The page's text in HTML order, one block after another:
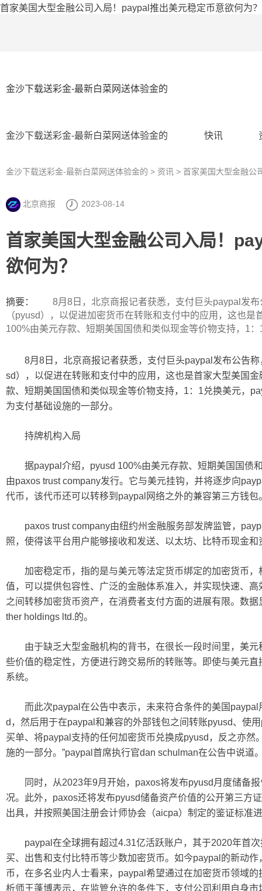
首家美国大型金融公司入局！paypal推出美元稳定币意欲何为
金沙下载送彩金-最新白菜网送体验金的
金沙下载送彩金-最新白菜网送体验金的 快讯
金沙下载送彩金-最新白菜网送体验金的 > 资讯 > 首家美国大型金融公
北京商报 2023-08-14
首家美国大型金融公司入局！
欲何为？
摘要：
8月8日，北京商报记者获悉，支付巨头paypal发布
（pyusd），以促进加密货币在转账和支付中的应用，这也
100%由美元存款、短期美国国债和类似现金等价物支持，1
8月8日，北京商报记者获悉，支付巨头paypal发布公告称
sd），以促进在转账和支付中的应用，这也是首家大型美国
款、短期美国国债和类似现金等价物支持，1：1兑换美元，
为支付基础设施的一部分。
持牌机构入局
据paypal介绍，pyusd 100%由美元存款、短期美国国债
由paxos trust company发行。它与美元挂钩，并将逐步向
代币，该代币还可以转移到paypal网络之外的兼容第三方钱包
paxos trust company由纽约州金融服务部发牌监管，
照，使得该平台用户能够接收和发送、以太坊、比特币现金和
加密稳定币，指的是与美元等法定货币绑定的加密货币，
值，可以提供包容性、广泛的金融体系准入，并实现快速、
之间转移加密货币资产，在消费者支付方面的进展有限。数
ther holdings ltd.的。
由于缺乏大型金融机构的背书，在很长一段时间里，美元
些价值的稳定性，方便进行跨交易所的转账等。即使与美元
系统。
而此次paypal在公告中表示，未来符合条件的美国paypal
d，然后用于在paypal和兼容的外部钱包之间转账pyusd、使
买单、将paypal支持的任何加密货币兑换成pyusd，反之亦然
施的一部分。”paypal首席执行官dan schulman在公告中说道
同时，从2023年9月开始，paxos将发布pyusd月度储备报
况。此外，paxos还将发布pyusd储备资产价值的公开第三方
出具，并按照美国注册会计师协会（aicpa）制定的鉴证标准
paypal在全球拥有超过4.31亿活跃账户，其于2020年首次
买、出售和支付比特币等少数加密货币。如今paypal的新动
币，在多名业内人士看来，paypal希望通过在加密货币领域
析师王蓬博表示，在监管允许的条件下，支付公司利用自身